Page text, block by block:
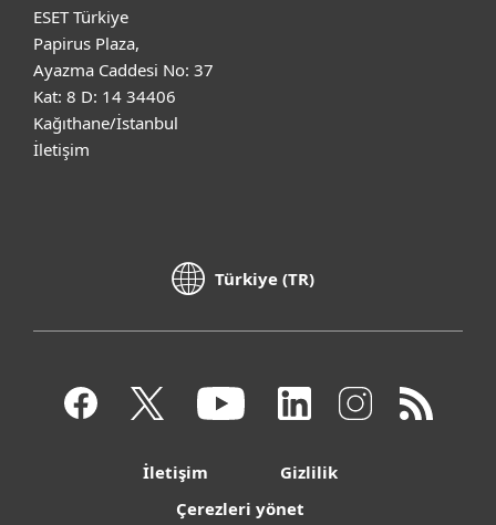
ESET Türkiye
Papirus Plaza,
Ayazma Caddesi No: 37
Kat: 8 D: 14 34406
Kağıthane/İstanbul
İletişim
Türkiye (TR)
İletişim
Gizlilik
Çerezleri yönet